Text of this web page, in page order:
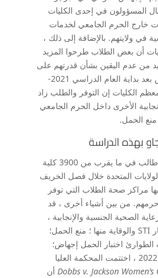
قال المسؤولون في إحدى الكليات
خارج الحرم الجامعي لخدمات
في ولايتهم. بالإضافة إلى ذلك ،
أن بعض الطلاب طرحوا المزيد
من عدم اليقين بشأن قدرتهم على
الوصول إلى خدمات الإجهاض بعد بداية العام الدراسي 2021-
الكليات إن التوفر والطلب زاد
الأخرى داخل الحرم الجامعي
الحمل.
بهذه الدراسة
تم تسجيل حوالي 19 مليون طالب في ما يقرب من 3900 كلية
المتحدة خلال فصل الخريف
مراكز صحة الطلاب التي توفر
من بين أشياء أخرى ، قد
الصحية الجنسية والإنجابية ،
والتي تشمل أشياء مثل اختبار STI والوقاية منها ؛ منع الحمل؛
اختبار الحمل إجهاض؛
والمنتجات الحيض. في يونيو 2022 ، اختتمت المحكمة العليا
Dobbs v. Jackson أن